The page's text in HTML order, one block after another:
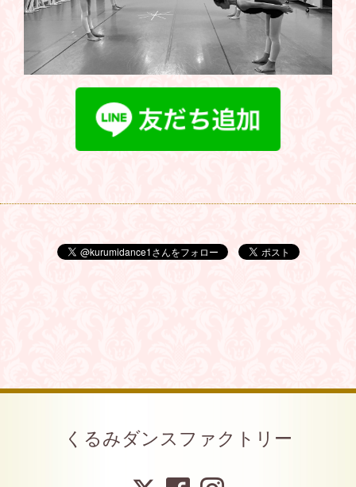
くるみダンスファクトリー